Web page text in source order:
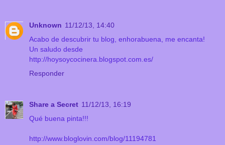
Unknown 11/12/13, 14:40
Acabo de descubrir tu blog, enhorabuena, me encanta!
Un saludo desde
http://hoysoycocinera.blogspot.com.es/
Responder
Share a Secret 11/12/13, 16:19
Qué buena pinta!!!
http://www.bloglovin.com/blog/11194781